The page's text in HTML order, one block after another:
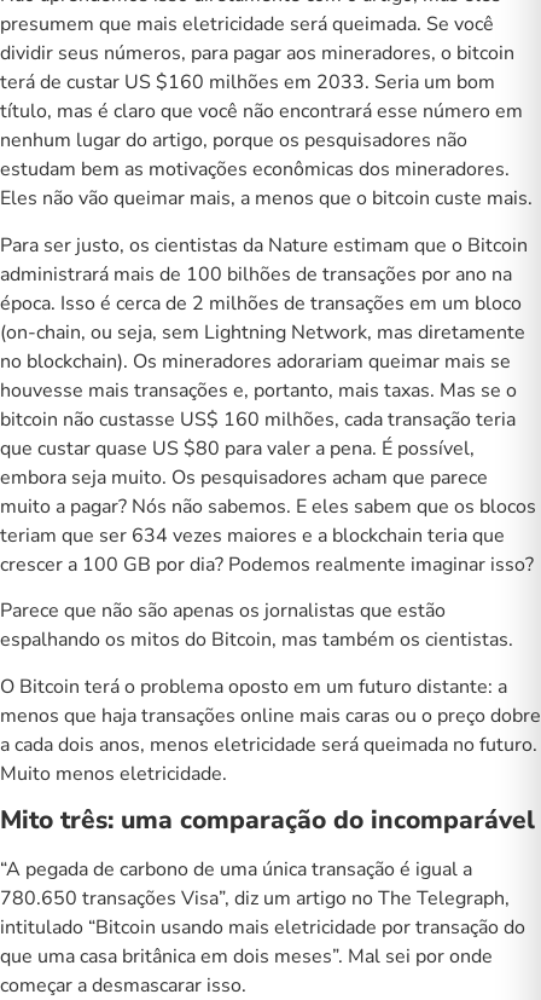
presumem que mais eletricidade será queimada. Se você
dividir seus números, para pagar aos mineradores, o bitcoin
terá de custar US $160 milhões em 2033. Seria um bom
título, mas é claro que você não encontrará esse número em
nenhum lugar do artigo, porque os pesquisadores não
estudam bem as motivações econômicas dos mineradores.
Eles não vão queimar mais, a menos que o bitcoin custe mais.
Para ser justo, os cientistas da Nature estimam que o Bitcoin
administrará mais de 100 bilhões de transações por ano na
época. Isso é cerca de 2 milhões de transações em um bloco
(on-chain, ou seja, sem Lightning Network, mas diretamente
no blockchain). Os mineradores adorariam queimar mais se
houvesse mais transações e, portanto, mais taxas. Mas se o
bitcoin não custasse US$ 160 milhões, cada transação teria
que custar quase US $80 para valer a pena. É possível,
embora seja muito. Os pesquisadores acham que parece
muito a pagar? Nós não sabemos. E eles sabem que os blocos
teriam que ser 634 vezes maiores e a blockchain teria que
crescer a 100 GB por dia? Podemos realmente imaginar isso?
Parece que não são apenas os jornalistas que estão
espalhando os mitos do Bitcoin, mas também os cientistas.
O Bitcoin terá o problema oposto em um futuro distante: a
menos que haja transações online mais caras ou o preço dobre
a cada dois anos, menos eletricidade será queimada no futuro.
Muito menos eletricidade.
Mito três: uma comparação do incomparável
“A pegada de carbono de uma única transação é igual a
780.650 transações Visa”, diz um artigo no The Telegraph,
intitulado “Bitcoin usando mais eletricidade por transação do
que uma casa britânica em dois meses”. Mal sei por onde
começar a desmascarar isso.